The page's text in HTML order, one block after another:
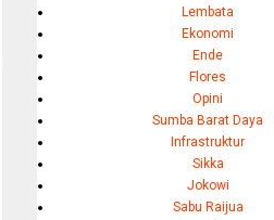
Lembata
Ekonomi
Ende
Flores
Opini
Sumba Barat Daya
Infrastruktur
Sikka
Jokowi
Sabu Raijua